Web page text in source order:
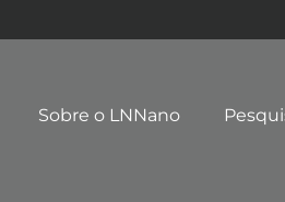
Sobre o LNNano